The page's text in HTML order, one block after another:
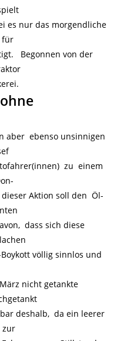
es nur das morgendliche
für
Begonnen von der
aber ebenso unsinnigen
zu einem
Aktion soll den Öl-
dass sich diese
völlig sinnlos und
nicht getankte
deshalb, da ein leerer
zur